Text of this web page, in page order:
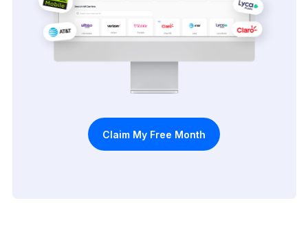
Claim My Free Month